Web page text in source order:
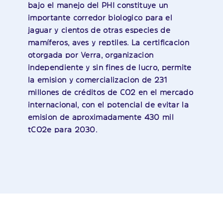
bajo el manejo del PHI constituye un
importante corredor biológico para el
jaguar y cientos de otras especies de
mamíferos, aves y reptiles. La certificación
otorgada por Verra, organización
independiente y sin fines de lucro, permite
la emisión y comercialización de 231
millones de créditos de CO2 en el mercado
internacional, con el potencial de evitar la
emisión de aproximadamente 430 mil
tCO2e para 2030.